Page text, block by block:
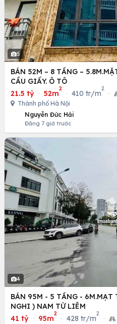
5
BÁN 52M – 8 TẦNG –
CẦU GIẤY. Ô TÔ
21.5 tỷ · 52m
2
· 410 tr/m
2
·
Thành phố Hà Nội
Nguyễn Đức Hải
Đăng 7 giờ trước
4
BÁN 95M - 5 TẦNG - 6M.MẠT
NGHI ) NAM TỪ LIÊM
41 tỷ · 95m
2
· 428 tr/m
2
·